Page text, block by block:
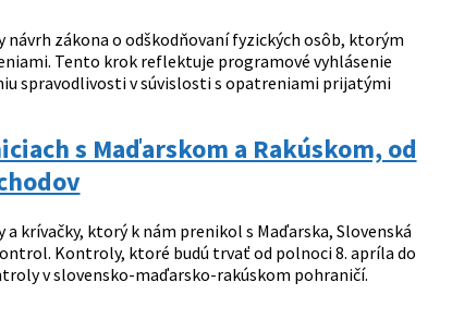
zákona o odškodňovaní fyzických osôb, ktorým
Tento krok reflektuje programové vyhlásenie
spravodlivosti v súvislosti s opatreniami prijatými
s Maďarskom a Rakúskom, od
krívačky, ktorý k nám prenikol s Maďarska, Slovenská
Kontroly, ktoré budú trvať od polnoci 8. apríla do
v slovensko-maďarsko-rakúskom pohraničí.